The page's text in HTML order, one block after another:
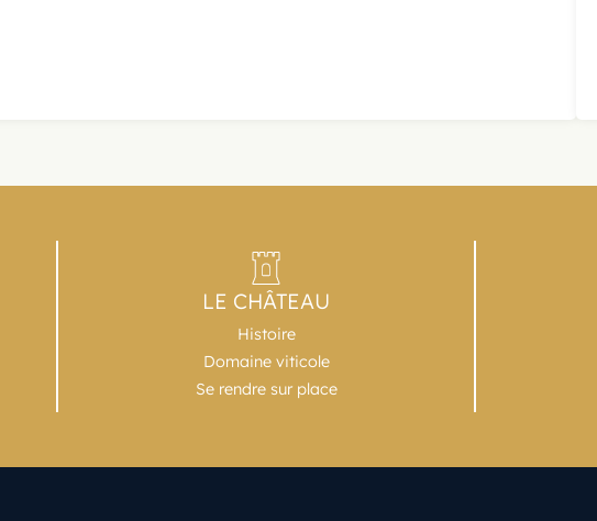
LE CHÂTEAU
Histoire
Domaine viticole
Se rendre sur place